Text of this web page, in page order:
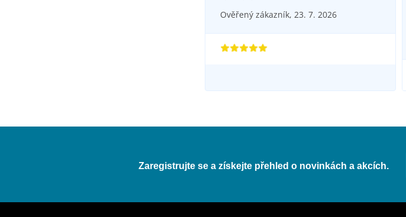
Ověřený zákazník, 23. 7. 2026
Zaregistrujte se a získejte přehled o novinkách a akcích.